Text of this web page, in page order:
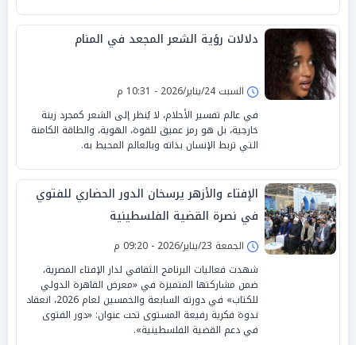
دلالات رؤية الشعر المجعد في المنام
السبت 24/يناير/2026 - 10:31 م
في عالم تفسير الأحلام، لا يُنظر إلى الشعر كمجرد زينة
خارجية، بل هو رمز عميق للقوة، الهوية، والطاقة الكامنة
التي تربط الإنسان بذاته وبالعالم المحيط به.
الإفتاء والأزهر يرسخان الدور الحضاري للفتوي
في نصرة القضية الفلسطينية
الجمعة 23/يناير/2026 - 09:20 م
شهدت فعاليات البرنامج الثقافي لدار الإفتاء المصرية،
ضمن مشاركتها المتميزة في «معرض القاهرة الدولي
للكتاب» في دورته السابعة والخمسين لعام 2026، انعقاد
ندوة فكرية رفيعة المستوى تحت عنوان: «دور الفتوى
في دعم القضية الفلسطينية».